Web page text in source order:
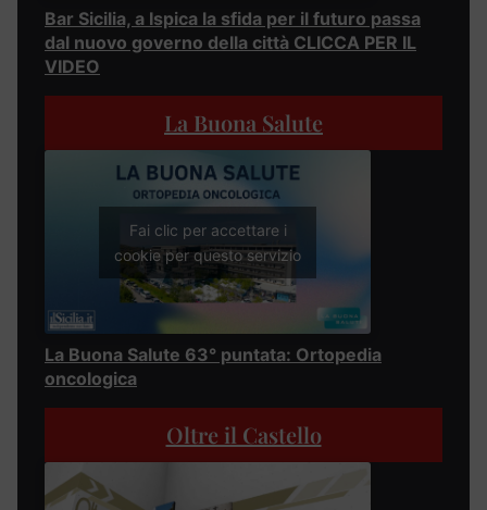
Bar Sicilia, a Ispica la sfida per il futuro passa
dal nuovo governo della città CLICCA PER IL
VIDEO
La Buona Salute
Fai clic per accettare i
cookie per questo servizio
La Buona Salute 63° puntata: Ortopedia
oncologica
Oltre il Castello